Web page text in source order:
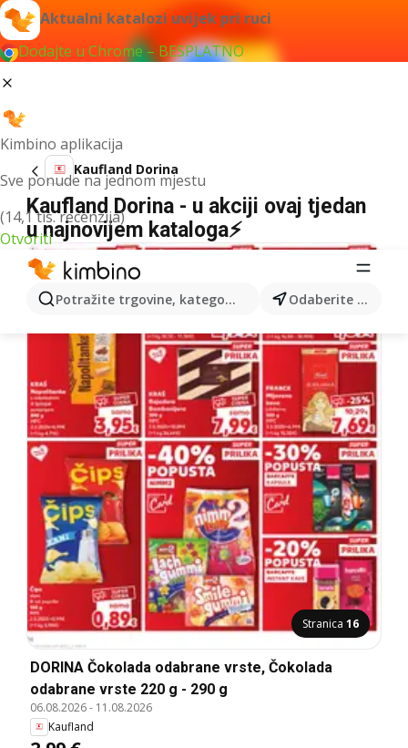
Aktualni katalozi uvijek pri ruci
Dodajte u Chrome – BESPLATNO
Kimbino aplikacija
Sve ponude na jednom mjestu
(14,1 tis. recenzija)
Otvoriti
Potražite trgovine, kategorije, proizvode... Odaberite grad
Kaufland Dorina
Kaufland Dorina - u akciji ovaj tjedan
u najnovijem kataloga⚡
Stranica 16
DORINA Čokolada odabrane vrste, Čokolada
odabrane vrste 220 g - 290 g
06.08.2026- 11.08.2026
Kaufland